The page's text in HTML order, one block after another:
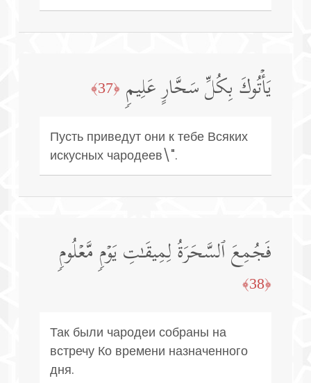
یَأۡتُوكَ بِكُلِّ سَحَّارٍ عَلِیمࣲ ﴿37﴾
Пусть приведут они к тебе Всяких
искусных чародеев\".
فَجُمِعَ ٱلسَّحَرَةُ لِمِیقَـٰتِ یَوۡمࣲ مَّعۡلُومࣲ
﴿38﴾
Так были чародеи собраны на
встречу Ко времени назначенного
дня.